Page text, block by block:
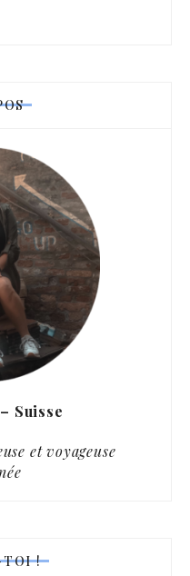
Suisse
et voyageuse
TOI !